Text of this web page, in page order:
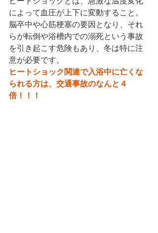
によって血圧が上下に変動すること。
脳卒中や心筋梗塞の要因となり、それ
らが転倒や浴槽内での溺死という事故
を引き起こす危険もあり、冬は特に注
意が必要です。
ヒートショック関連で入浴中に亡くな
られる方は、交通事故のなんと４
倍！！！